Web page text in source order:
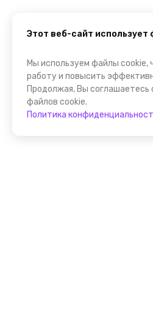
Этот веб-сайт использует
Мы используем файлы cookie,
работу и повысить
Продолжая, Вы соглашаетесь
файлов cookie.
Политика